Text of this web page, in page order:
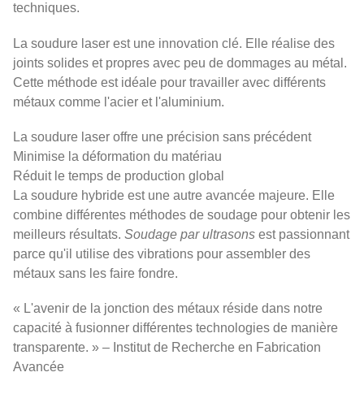
techniques.
La soudure laser est une innovation clé. Elle réalise des
joints solides et propres avec peu de dommages au métal.
Cette méthode est idéale pour travailler avec différents
métaux comme l'acier et l'aluminium.
La soudure laser offre une précision sans précédent
Minimise la déformation du matériau
Réduit le temps de production global
La soudure hybride est une autre avancée majeure. Elle
combine différentes méthodes de soudage pour obtenir les
meilleurs résultats. Soudage par ultrasons est passionnant
parce qu'il utilise des vibrations pour assembler des
métaux sans les faire fondre.
« L'avenir de la jonction des métaux réside dans notre
capacité à fusionner différentes technologies de manière
transparente. » – Institut de Recherche en Fabrication
Avancée